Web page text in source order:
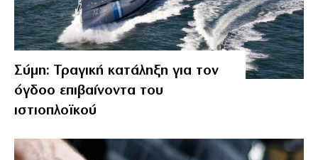
Σύμη: Τραγική κατάληξη για τον
όγδοο επιβαίνοντα του
ιστιοπλοϊκού